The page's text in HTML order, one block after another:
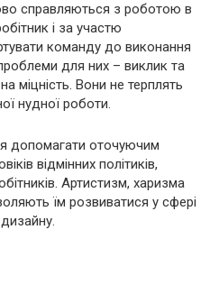
справляються з роботою в
і за участю
команду до виконання
для них – виклик та
міцність. Вони не терплять
нудної роботи.
допомагати оточуючим
відмінних політиків,
Артистизм, харизма
їм розвиватися у сфері